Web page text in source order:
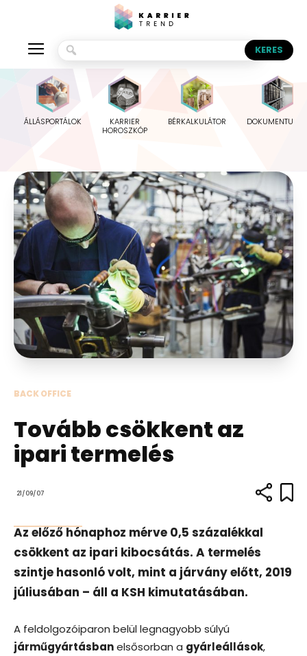
ÁLLÁSPORTÁLOK
KARRIER
HOROSZKÓP
BÉRKALKULÁTOR
BACK OFFICE
Tovább csökkent az
ipari termelés
21/09/07
Az előző hónaphoz mérve 0,5 százalékkal
csökkent az ipari kibocsátás. A termelés
szintje hasonló volt, mint a járvány előtt, 2019
júliusában – áll a KSH kimutatásában.
A feldolgozóiparon belül legnagyobb súlyú
járműgyártásbanelsősorban a gyárleállások,